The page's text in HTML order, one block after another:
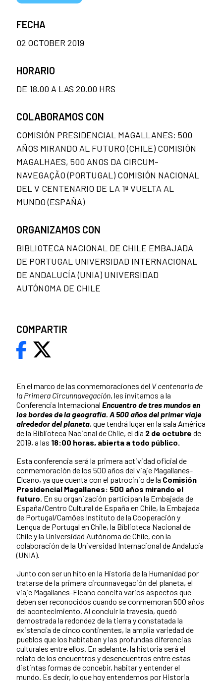
En el marco de las conmemoraciones del V centenario de
la Primera Circunnavegación, les invitamos a la
Conferencia Internacional Encuentro de tres mundos en
los bordes de la geografía. A 500 años del primer viaje
alrededor del planeta, que tendrá lugar en la sala América
de la Biblioteca Nacional de Chile, el día 2 de octubre de
2019, a las 18:00 horas, abierta a todo público.
Esta conferencia será la primera actividad oficial de
conmemoración de los 500 años del viaje Magallanes-
Elcano, ya que cuenta con el patrocinio de la Comisión
Presidencial Magallanes: 500 años mirando el
futuro. En su organización participan la Embajada de
España/Centro Cultural de España en Chile, la Embajada
de Portugal/Camões Instituto de la Cooperación y
Lengua de Portugal en Chile, la Biblioteca Nacional de
Chile y la Universidad Autónoma de Chile, con la
colaboración de la Universidad Internacional de Andalucía
(UNIA).
Junto con ser un hito en la Historia de la Humanidad por
tratarse de la primera circunnavegación del planeta, el
viaje Magallanes-Elcano concita varios aspectos que
deben ser reconocidos cuando se conmemoran 500 años
del acontecimiento. Al concluir la travesía, quedó
demostrada la redondez de la tierra y constatada la
existencia de cinco continentes, la amplia variedad de
pueblos que los habitaban y las profundas diferencias
culturales entre ellos. En adelante, la historia será el
relato de los encuentros y desencuentros entre estas
distintas formas de concebir, habitar y entender el
mundo. Es decir, lo que hoy entendemos por Historia
FECHA
02 OCTOBER 2019
HORARIO
DE 18.00 A LAS 20.00 HRS
COLABORAMOS CON
COMISIÓN PRESIDENCIAL MAGALLANES: 500
AÑOS MIRANDO AL FUTURO (CHILE) COMISIÓN
MAGALHAES, 500 ANOS DA CIRCUM-
NAVEGAÇÃO (PORTUGAL) COMISIÓN NACIONAL
DEL V CENTENARIO DE LA 1ª VUELTA AL
MUNDO (ESPAÑA)
ORGANIZAMOS CON
BIBLIOTECA NACIONAL DE CHILE EMBAJADA
DE PORTUGAL UNIVERSIDAD INTERNACIONAL
DE ANDALUCÍA (UNIA) UNIVERSIDAD
AUTÓNOMA DE CHILE
COMPARTIR